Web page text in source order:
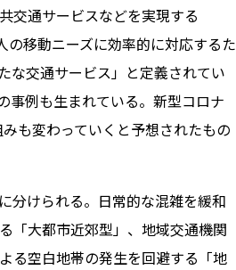
交通サービスなどを実現する
移動ニーズに効率的に対応するた
な交通サービス」と定義されてい
事例も生まれている。新型コロナ
も変わっていくと予想されたもの
分けられる。日常的な混雑を緩和
「大都市近郊型」、地域交通機関
る空白地帯の発生を回避する「地